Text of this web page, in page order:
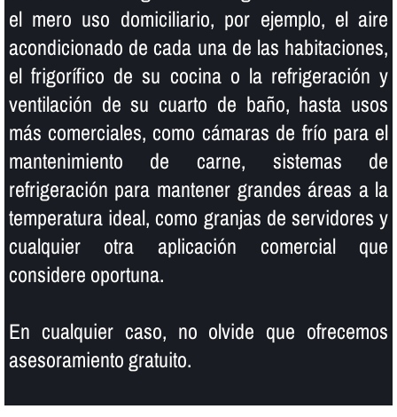
el mero uso domiciliario, por ejemplo, el aire
acondicionado de cada una de las habitaciones,
el frigorí­fico de su cocina o la refrigeración y
ventilación de su cuarto de baño, hasta usos
más comerciales, como cámaras de frí­o para el
mantenimiento de carne, sistemas de
refrigeración para mantener grandes áreas a la
temperatura ideal, como granjas de servidores y
cualquier otra aplicación comercial que
considere oportuna.
En cualquier caso, no olvide que ofrecemos
asesoramiento gratuito.